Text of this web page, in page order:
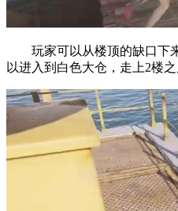
玩家可以从楼顶的缺口下来
以进入到白色大仓，走上2楼